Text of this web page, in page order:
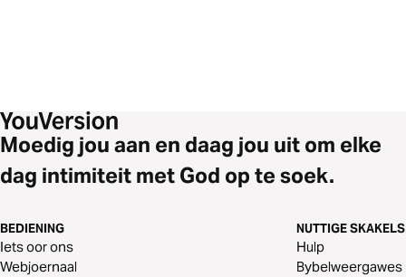
Moedig jou aan en daag jou uit om elke
dag intimiteit met God op te soek.
BEDIENING
Iets oor ons
Webjoernaal
NUTTIGE SKAKELS
Hulp
Bybelweergawes